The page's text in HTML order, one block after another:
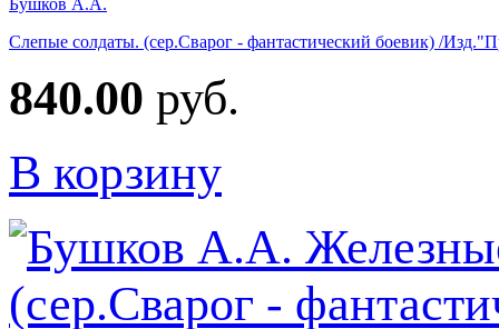
Бушков А.А.
Слепые солдаты. (сер.Сварог - фантастический боевик) /
840.00 руб.
В корзину